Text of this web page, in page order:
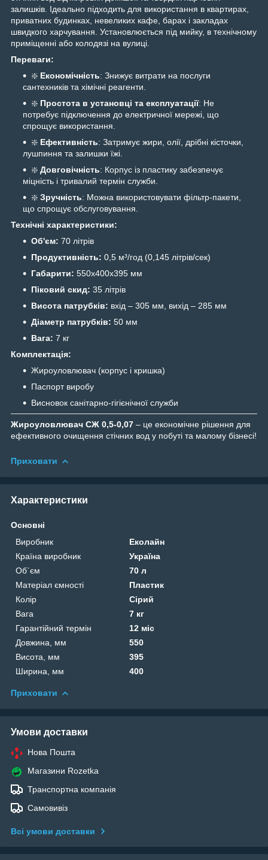
залишків. Ідеально підходить для використання в квартирах,
приватних будинках, невеликих кафе, барах і закладах
швидкого харчування. Установлюється під мийку, в технічному
приміщенні або колодязі на вулиці.
Переваги:
❇️ Економічність: Знижує витрати на послуги
сантехників та хімічні реагенти.
❇️ Простота в установці та експлуатації: Не
потребує підключення до електричної мережі, що
спрощує використання.
❇️ Ефективність: Затримує жири, олії, дрібні кісточки,
лушпиння та залишки їжі.
❇️ Довговічність: Корпус із пластику забезпечує
міцність і тривалий термін служби.
❇️ Зручність: Можна використовувати фільтр-пакети,
що спрощує обслуговування.
Технічні характеристики:
Об'єм: 70 літрів
Продуктивність: 0,5 м³/год (0,145 літрів/сек)
Габарити: 550x400x395 мм
Піковий скид: 35 літрів
Висота патрубків: вхід – 305 мм, вихід – 285 мм
Діаметр патрубків: 50 мм
Вага: 7 кг
Комплектація:
Жироуловлювач (корпус і кришка)
Паспорт виробу
Висновок санітарно-гігієнічної служби
Жироуловлювач СЖ 0,5-0,07 – це економічне рішення для
ефективного очищення стічних вод у побуті та малому бізнесі!
Приховати
Характеристики
Основні
Виробник
Еколайн
Країна виробник
Україна
Об`єм
70 л
Матеріал ємності
Пластик
Колір
Сірий
Вага
7 кг
Гарантійний термін
12 міс
Довжина, мм
550
Висота, мм
395
Ширина, мм
400
Приховати
Умови доставки
Нова Пошта
Магазини Rozetka
Транспортна компанія
Самовивіз
Всі умови доставки